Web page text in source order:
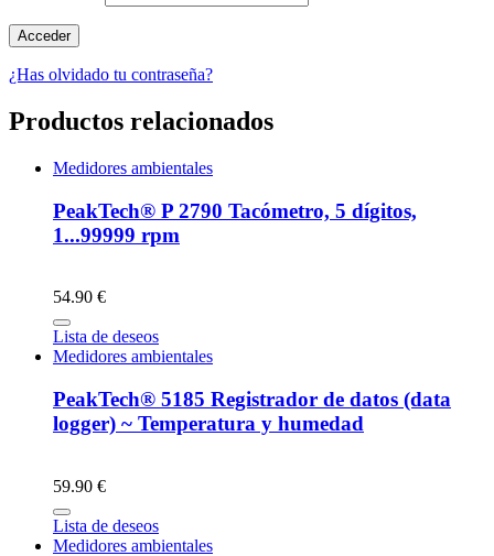
¿Has olvidado tu contraseña?
Productos relacionados
Medidores ambientales
PeakTech® P 2790 Tacómetro, 5 dígitos,
1...99999 rpm
54.90 €
Lista de deseos
Medidores ambientales
PeakTech® 5185 Registrador de datos (data
logger) ~ Temperatura y humedad
59.90 €
Lista de deseos
Medidores ambientales